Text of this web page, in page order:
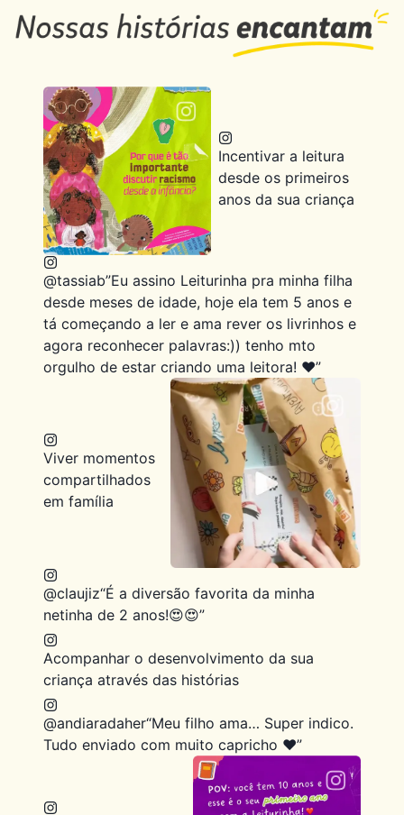
Incentivar a leitura
desde os primeiros
anos da sua criança
@tassiab”Eu assino Leiturinha pra minha filha
desde meses de idade, hoje ela tem 5 anos e
tá começando a ler e ama rever os livrinhos e
agora reconhecer palavras:)) tenho mto
orgulho de estar criando uma leitora! ❤️”
Viver momentos
compartilhados
em família
@claujiz“É a diversão favorita da minha
netinha de 2 anos!😍😍”
Acompanhar o desenvolvimento da sua
criança através das histórias
@andiaradaher“Meu filho ama… Super indico.
Tudo enviado com muito capricho ❤️”